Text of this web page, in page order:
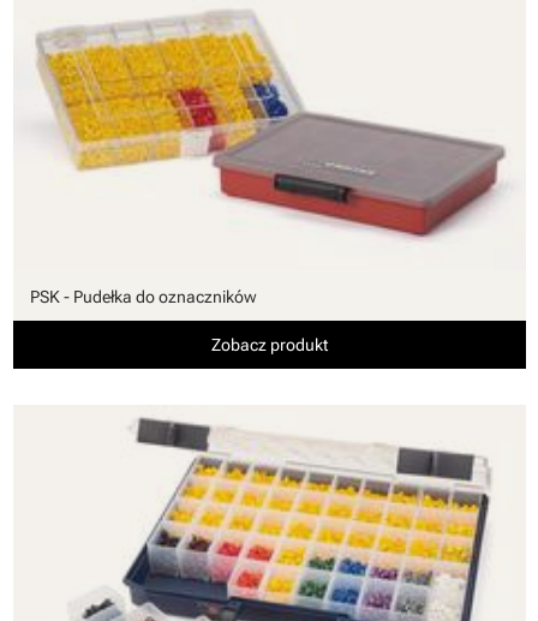
PSK - Pudełka do oznaczników
Zobacz produkt